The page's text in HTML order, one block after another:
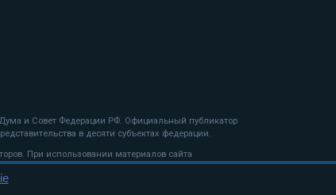
Дума и Совет Федерации РФ. Официальный публикатор
в десяти субъектах федерации.
При использовании материалов сайта